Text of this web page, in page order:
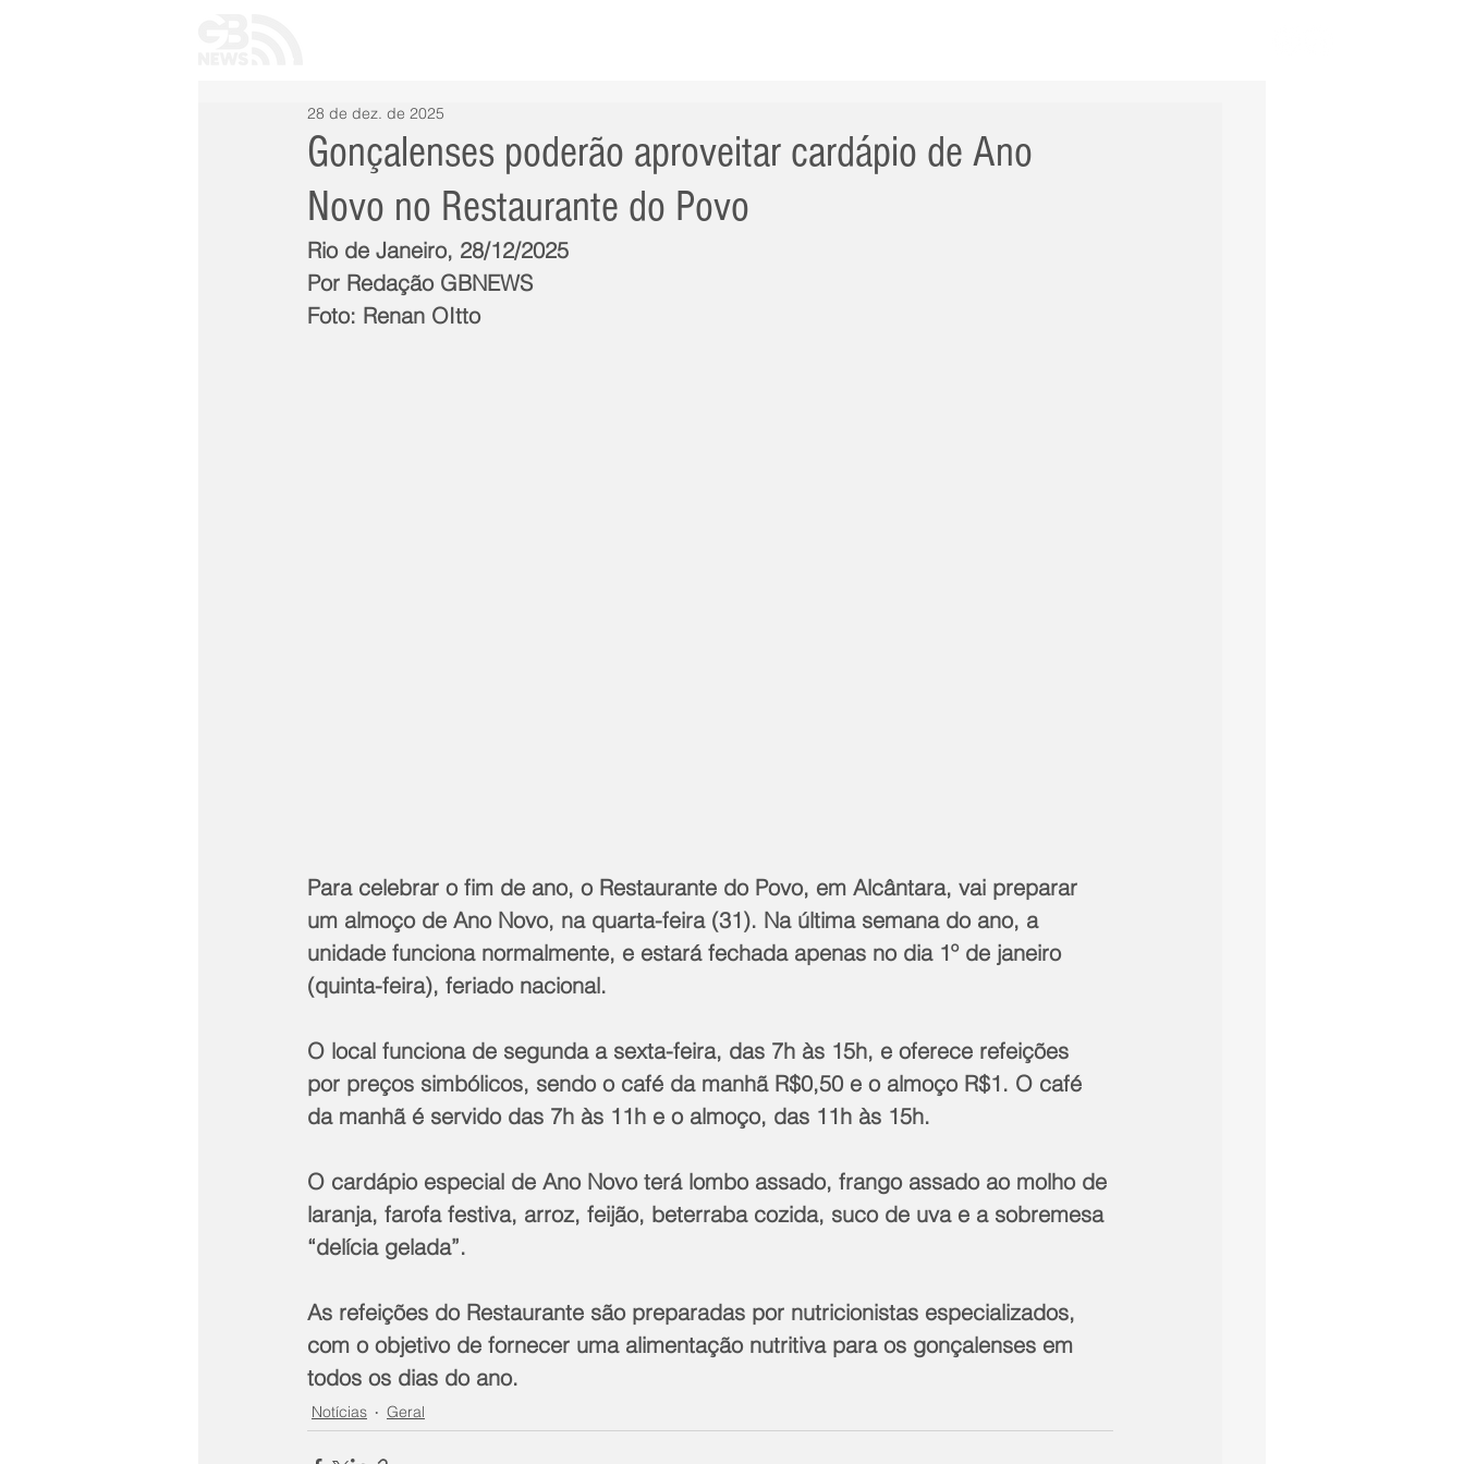
Gonçalenses poderão aproveitar cardápio de Ano
Novo no Restaurante do Povo
28 de dez. de 2025
Rio de Janeiro, 28/12/2025
Por Redação GBNEWS
Foto: Renan OItto
Para celebrar o fim de ano, o Restaurante do Povo, em Alcântara, vai preparar
um almoço de Ano Novo, na quarta-feira (31). Na última semana do ano, a
unidade funciona normalmente, e estará fechada apenas no dia 1º de janeiro
(quinta-feira), feriado nacional.
O local funciona de segunda a sexta-feira, das 7h às 15h, e oferece refeições
por preços simbólicos, sendo o café da manhã R$0,50 e o almoço R$1. O café
da manhã é servido das 7h às 11h e o almoço, das 11h às 15h.
O cardápio especial de Ano Novo terá lombo assado, frango assado ao molho de
laranja, farofa festiva, arroz, feijão, beterraba cozida, suco de uva e a sobremesa
“delícia gelada”.
As refeições do Restaurante são preparadas por nutricionistas especializados,
com o objetivo de fornecer uma alimentação nutritiva para os gonçalenses em
todos os dias do ano.
Notícias Geral